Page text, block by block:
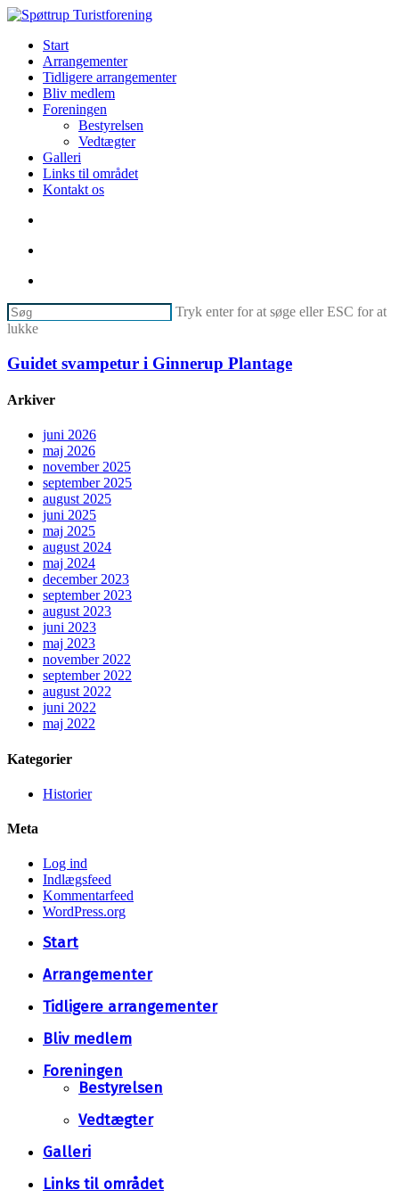
Skip
main
content
Menu
Start
Arrangementer
Tidligere arrangementer
Bliv medlem
Foreningen
Bestyrelsen
Vedtægter
Galleri
Links til området
Kontakt os
Tryk enter for at søge eller ESC for at
lukke
søg
Guidet
Ginnerup
Guidet svampetur i Ginnerup Plantage
Arkiver
juni 2026
maj 2026
november 2025
september 2025
august 2025
juni 2025
maj 2025
august 2024
maj 2024
december 2023
september 2023
august 2023
juni 2023
maj 2023
november 2022
september 2022
august 2022
juni 2022
maj 2022
Kategorier
Historier
Meta
Log ind
Indlægsfeed
Kommentarfeed
WordPress.org
Close
Start
Arrangementer
Tidligere arrangementer
Bliv medlem
Foreningen
Bestyrelsen
Vedtægter
Galleri
Links til området